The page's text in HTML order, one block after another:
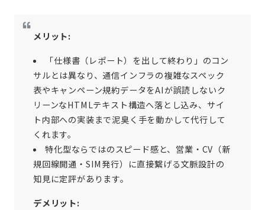
メリット:
「仕様書（レポート）を出して終わり」のコン
サルとは異なり、通信インフラの複雑なスペック
表やキャンペーン規約データをAIが誤読しないク
リーンなHTMLテキスト構造へ落とし込み、サイ
ト内部への実装まで泥臭く手を動かして代行して
くれます。
特化型ならではのスピード感と、営業・CV（新
規回線開通・SIM発行）に直接繋げる文脈設計の
知見に定評があります。
デメリット: